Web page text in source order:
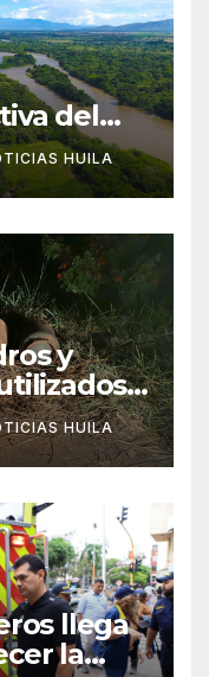
del
HUILA
y
HUILA
llega
la